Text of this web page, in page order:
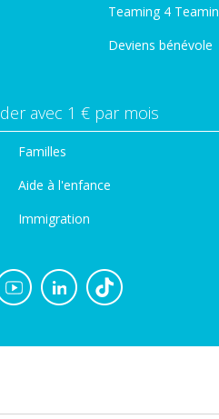
Teaming 4
Deviens bénévole
avec 1 € par mois
Familles
Aide à l'enfance
Immigration